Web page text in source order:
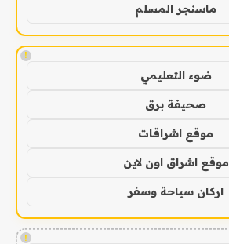
ماسنجر المسلم
!
ضوء التعليمي
صحيفة برق
موقع اشراقات
موقع اشراق اون لاين
اركان سياحة وسفر
!